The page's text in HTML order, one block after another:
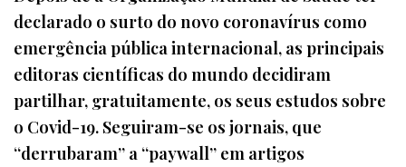
declarado o surto do novo coronavírus como
emergência pública internacional, as principais
editoras científicas do mundo decidiram
partilhar, gratuitamente, os seus estudos sobre
o Covid-19. Seguiram-se os jornais, que
“derrubaram” a “paywall” em artigos